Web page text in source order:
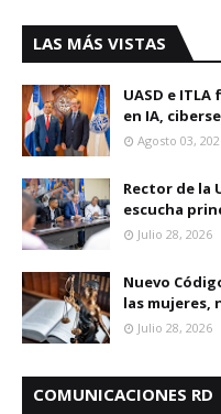
LAS MÁS VISTAS
UASD e
en IA,
Agosto 03,
Rector de la
escucha
Julio 28, 2026
Nuevo
las mujeres,
Julio 28, 2026
COMUNICACIONES RD